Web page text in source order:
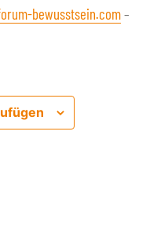
bewusstsein.com–